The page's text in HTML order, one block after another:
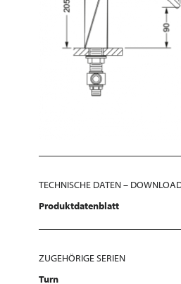
TECHNISCHE DATEN –
Produktdatenblatt
ZUGEHÖRIGE SERIEN
Turn